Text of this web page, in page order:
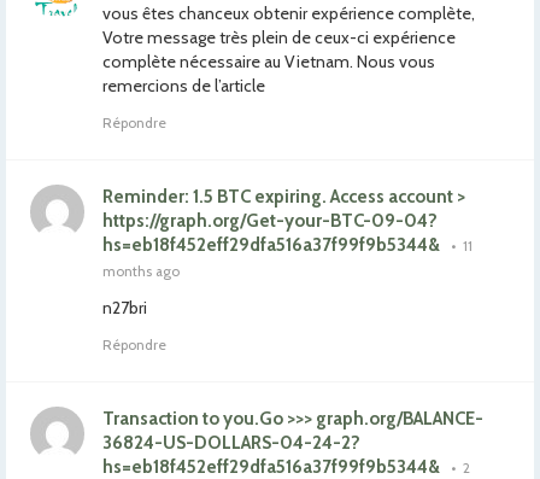
vous êtes chanceux obtenir expérience complète,
Votre message très plein de ceux-ci expérience
complète nécessaire au Vietnam. Nous vous
remercions de l’article
Répondre
Reminder: 1.5 BTC expiring. Access account >
https://graph.org/Get-your-BTC-09-04?
hs=eb18f452eff29dfa516a37f99f9b5344&
• 11
months ago
n27bri
Répondre
Transaction to you.Go >>> graph.org/BALANCE-
36824-US-DOLLARS-04-24-2?
hs=eb18f452eff29dfa516a37f99f9b5344&
• 2